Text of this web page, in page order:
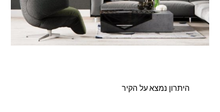
היתרון נמצא על הקיר